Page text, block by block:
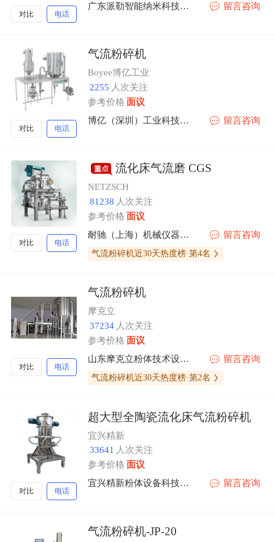
对比 电话
广东派勒智能纳米科技股份有限公司
留言咨询
对比 电话
气流粉碎机
Boyee博亿工业
2255 人次关注
参考价格 面议
博亿（深圳）工业科技有限公司
留言咨询
对比 电话
流化床气流磨 CGS
NETZSCH
81238 人次关注
参考价格 面议
耐驰（上海）机械仪器有限公司
留言咨询
气流粉碎机近30天热度榜·第4名
对比 电话
气流粉碎机
摩克立
37234 人次关注
参考价格 面议
山东摩克立粉体技术设备有限公司
留言咨询
气流粉碎机近30天热度榜·第2名
对比 电话
超大型全陶瓷流化床气流粉碎机
宜兴精新
33641 人次关注
参考价格 面议
宜兴精新粉体设备科技有限公司
留言咨询
气流粉碎机-JP-20